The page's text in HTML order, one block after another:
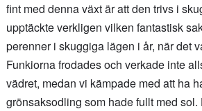
fint med denna växt är att den trivs i
upptäckte verkligen vilken fantastisk
perenner i skuggiga lägen i år, när det
Funkiorna frodades och verkade inte
vädret, medan vi kämpade med att ha
grönsaksodling som hade fullt med sol.